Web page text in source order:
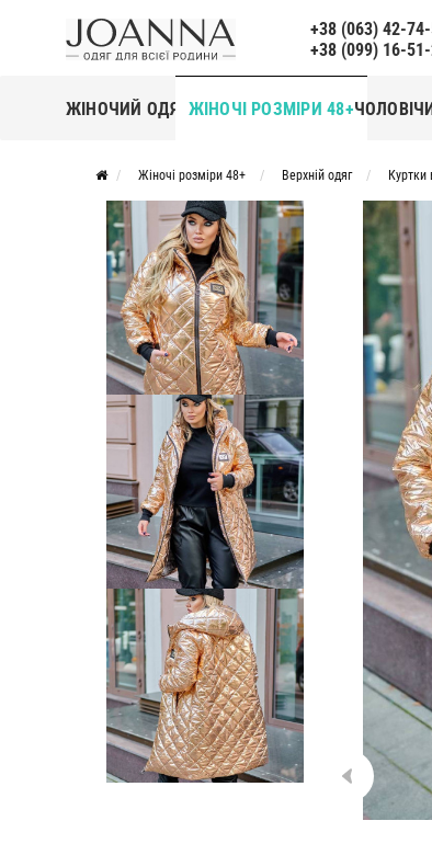
+38 (063) 42-
+38 (099) 16-
ЖІНОЧИЙ ОДЯГ ЖІНОЧІ РОЗМІРИ 48+
Жіночі розміри 48+ Верхній одяг Куртки